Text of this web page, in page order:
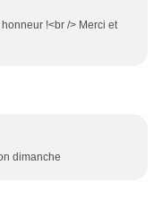
!<br /> Merci et
dimanche